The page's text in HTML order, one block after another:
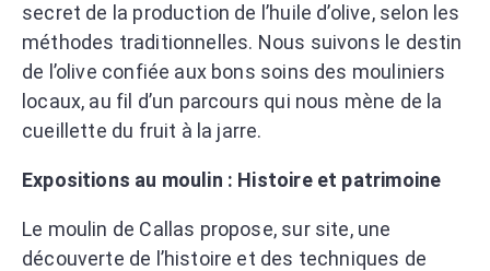
secret de la production de l’huile d’olive, selon les
méthodes traditionnelles. Nous suivons le destin
de l’olive confiée aux bons soins des mouliniers
locaux, au fil d’un parcours qui nous mène de la
cueillette du fruit à la jarre.
Expositions au moulin : Histoire et patrimoine
Le moulin de Callas propose, sur site, une
découverte de l’histoire et des techniques de